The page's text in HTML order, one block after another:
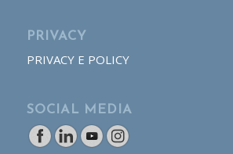
PRIVACY
PRIVACY E POLICY
SOCIAL MEDIA